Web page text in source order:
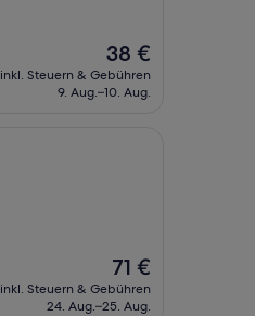
Der
Preis
beträgt
38 €
inkl. Steuern & Gebühren
9. Aug.–10. Aug.
Der
Preis
beträgt
71 €
inkl. Steuern & Gebühren
24. Aug.–25. Aug.